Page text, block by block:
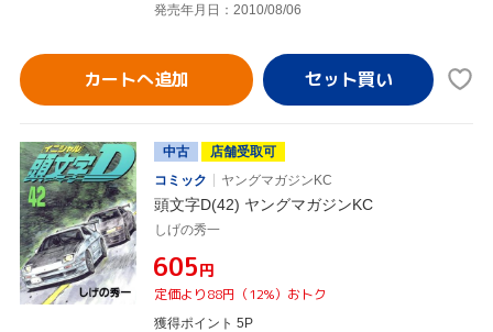
発売年月日：2010/08/06
カートへ追加
中古
店舗受取可
コミック
ヤングマガジンKC
頭文字D(42) ヤングマガジンKC
しげの秀一
¥605円
定価より88円（12%）おトク
獲得ポイント 5P